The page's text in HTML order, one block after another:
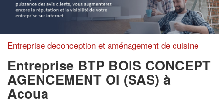
Entreprise deconception et aménagement de cuisine
Entreprise BTP BOIS CONCEPT
AGENCEMENT OI (SAS) à
Acoua